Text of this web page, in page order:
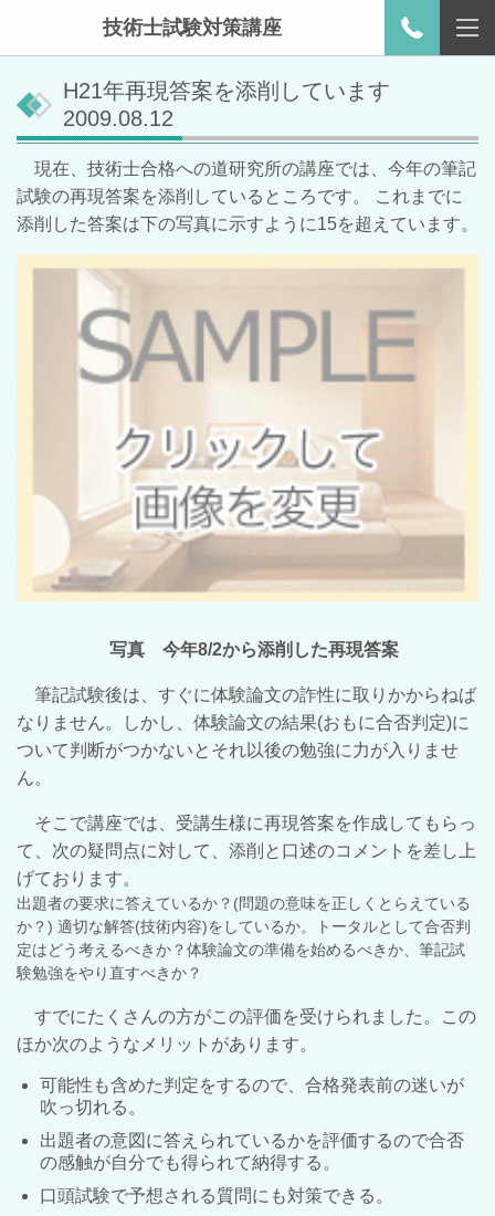
技術士試験対策講座
H21年再現答案を添削しています
2009.08.12
現在、技術士合格への道研究所の講座では、今年の筆記
試験の再現答案を添削しているところです。 これまでに
添削した答案は下の写真に示すように15を超えています。
写真 今年8/2から添削した再現答案
筆記試験後は、すぐに体験論文の詐性に取りかからねば
なりません。しかし、体験論文の結果(おもに合否判定)に
ついて判断がつかないとそれ以後の勉強に力が入りませ
ん。
そこで講座では、受講生様に再現答案を作成してもらっ
て、次の疑問点に対して、添削と口述のコメントを差し上
げております。
出題者の要求に答えているか？(問題の意味を正しくとらえている
か？) 適切な解答(技術内容)をしているか。トータルとして合否判
定はどう考えるべきか？体験論文の準備を始めるべきか、筆記試
験勉強をやり直すべきか？
すでにたくさんの方がこの評価を受けられました。この
ほか次のようなメリットがあります。
可能性も含めた判定をするので、合格発表前の迷いが
吹っ切れる。
出題者の意図に答えられているかを評価するので合否
の感触が自分でも得られて納得する。
口頭試験で予想される質問にも対策できる。